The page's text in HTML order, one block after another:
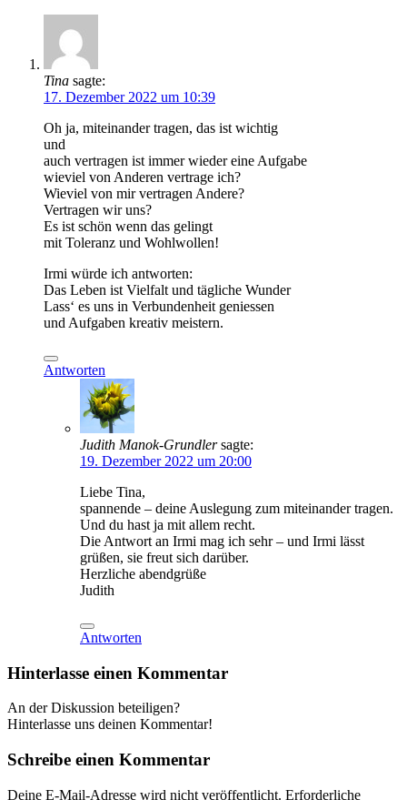
Tina sagte:
17. Dezember 2022 um 10:39
Oh ja, miteinander tragen, das ist wichtig
und
auch vertragen ist immer wieder eine Aufgabe
wieviel von Anderen vertrage ich?
Wieviel von mir vertragen Andere?
Vertragen wir uns?
Es ist schön wenn das gelingt
mit Toleranz und Wohlwollen!
Irmi würde ich antworten:
Das Leben ist Vielfalt und tägliche Wunder
Lass‘ es uns in Verbundenheit geniessen
und Aufgaben kreativ meistern.
Antworten
Judith Manok-Grundler sagte:
19. Dezember 2022 um 20:00
Liebe Tina,
spannende – deine Auslegung zum miteinander tragen.
Und du hast ja mit allem recht.
Die Antwort an Irmi mag ich sehr – und Irmi lässt
grüßen, sie freut sich darüber.
Herzliche abendgrüße
Judith
Antworten
Hinterlasse einen Kommentar
An der Diskussion beteiligen?
Hinterlasse uns deinen Kommentar!
Schreibe einen Kommentar
Deine E-Mail-Adresse wird nicht veröffentlicht. Erforderliche